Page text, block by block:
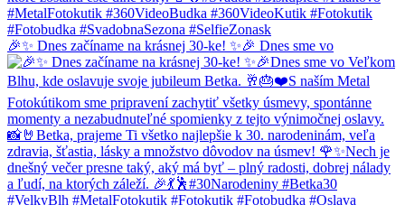
🎉✨ Dnes začíname na krásnej 30-ke! ✨🎉 Dnes sme vo